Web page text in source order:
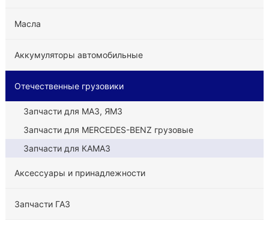
Масла
Аккумуляторы автомобильные
Отечественные грузовики
Запчасти для МАЗ, ЯМЗ
Запчасти для MERCEDES-BENZ грузовые
Запчасти для КАМАЗ
Аксессуары и принадлежности
Запчасти ГАЗ